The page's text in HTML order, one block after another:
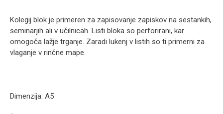
Kolegij blok je primeren za zapisovanje zapiskov na sestankih,
seminarjih ali v učilnicah. Listi bloka so perforirani, kar
omogoča lažje trganje. Zaradi lukenj v listih so ti primerni za
vlaganje v rinčne mape.
Dimenzija: A5